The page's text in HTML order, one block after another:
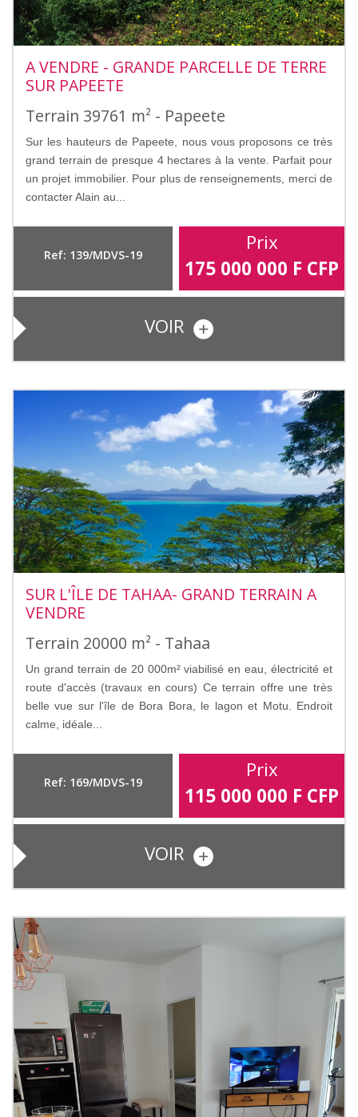
A VENDRE - GRANDE PARCELLE DE TERRE
SUR PAPEETE
Terrain 39761 m² - Papeete
Sur les hauteurs de Papeete, nous vous proposons ce très
grand terrain de presque 4 hectares à la vente. Parfait pour
un projet immobilier. Pour plus de renseignements, merci de
contacter Alain au...
Ref: 139/MDVS-19
Prix
175 000 000 F CFP
VOIR
SUR L'ÎLE DE TAHAA- GRAND TERRAIN A
VENDRE
Terrain 20000 m² - Tahaa
Un grand terrain de 20 000m² viabilisé en eau, électricité et
route d'accès (travaux en cours) Ce terrain offre une très
belle vue sur l'île de Bora Bora, le lagon et Motu. Endroit
calme, idéale...
Ref: 169/MDVS-19
Prix
115 000 000 F CFP
VOIR